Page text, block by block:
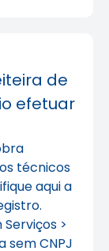
de
efetuar
técnicos
aqui a
>
sem CNPJ